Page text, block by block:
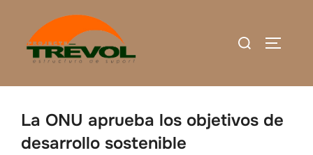
contenido
Buscar:
La ONU aprueba los objetivos de
desarrollo sostenible